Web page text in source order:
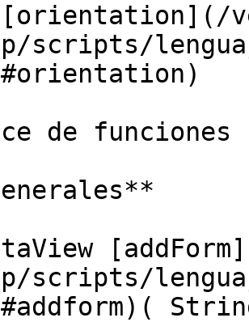
[orientation](/
scripts/
de funciones
scripts/